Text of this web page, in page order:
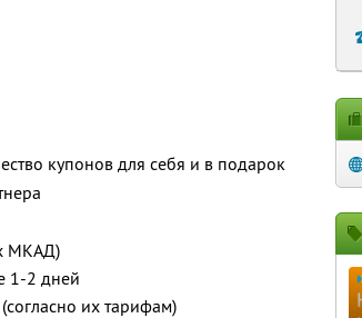
купонов для себя и в подарок
МКАД)
1-2 дней
их тарифам)